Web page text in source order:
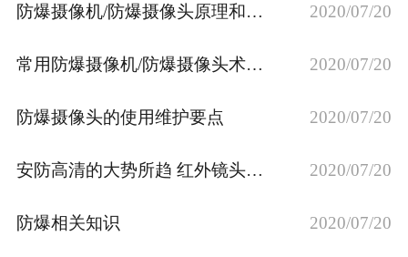
防爆摄像机/防爆摄像头原理和种类概述 2020/07/20
常用防爆摄像机/防爆摄像头术语解释 2020/07/20
防爆摄像头的使用维护要点 2020/07/20
安防高清的大势所趋 红外镜头将风声水起 2020/07/20
防爆相关知识 2020/07/20